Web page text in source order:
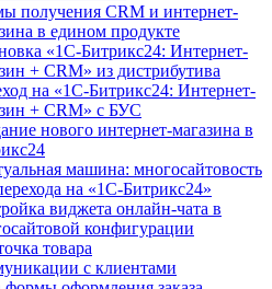
получения CRM и интернет-
в едином продукте
«1С-Битрикс24: Интернет-
+ CRM» из дистрибутива
на «1С-Битрикс24: Интернет-
+ CRM» с БУС
нового интернет-магазина в
машина: многосайтовость
на «1С-Битрикс24»
виджета онлайн-чата в
конфигурации
товара
с клиентами